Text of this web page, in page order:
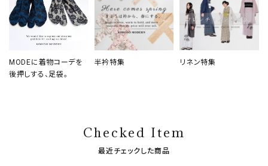
MODEに着物コーデを
後押しする、足袋。
半衿特集 リネン特集
Checked Item
最近チェックした商品